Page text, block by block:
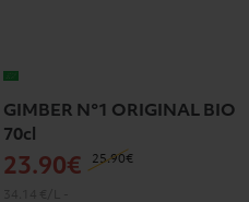
GIMBER N°1 ORIGINAL BIO
70cl
23.90€ 25.90€